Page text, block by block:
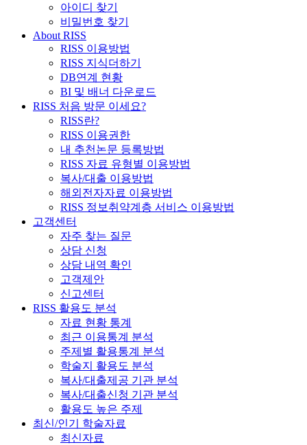
아이디 찾기
비밀번호 찾기
About RISS
RISS 이용방법
RISS 지식더하기
DB연계 현황
BI 및 배너 다운로드
RISS 처음 방문 이세요?
RISS란?
RISS 이용권한
내 추천논문 등록방법
RISS 자료 유형별 이용방법
복사/대출 이용방법
해외전자자료 이용방법
RISS 정보취약계층 서비스 이용방법
고객센터
자주 찾는 질문
상담 신청
상담 내역 확인
고객제안
신고센터
RISS 활용도 분석
자료 현황 통계
최근 이용통계 분석
주제별 활용통계 분석
학술지 활용도 분석
복사/대출제공 기관 분석
복사/대출신청 기관 분석
활용도 높은 주제
최신/인기 학술자료
최신자료